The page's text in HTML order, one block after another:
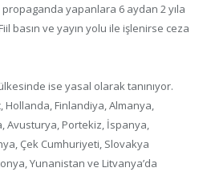
yapanlara 6 aydan 2 yıla
basın ve yayın yolu ile işlenirse ceza
ise yasal olarak tanınıyor.
Hollanda, Finlandiya, Almanya,
Avusturya, Portekiz, İspanya,
Çek Cumhuriyeti, Slovakya
Yunanistan ve Litvanya’da